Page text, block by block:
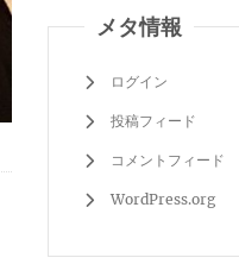
メタ情報
ログイン
投稿フィード
コメントフィード
WordPress.org